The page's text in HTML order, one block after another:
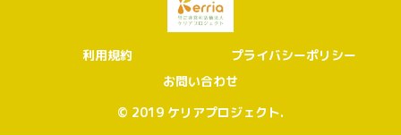
利用規約
プライバシーポリシー
お問い合わせ
© 2019 ケリアプロジェクト.